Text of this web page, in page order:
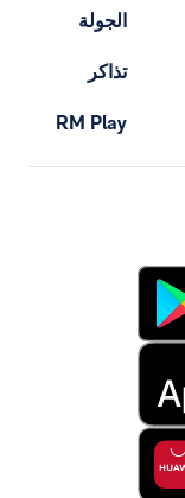
الجولة
تذاكر
RM Play